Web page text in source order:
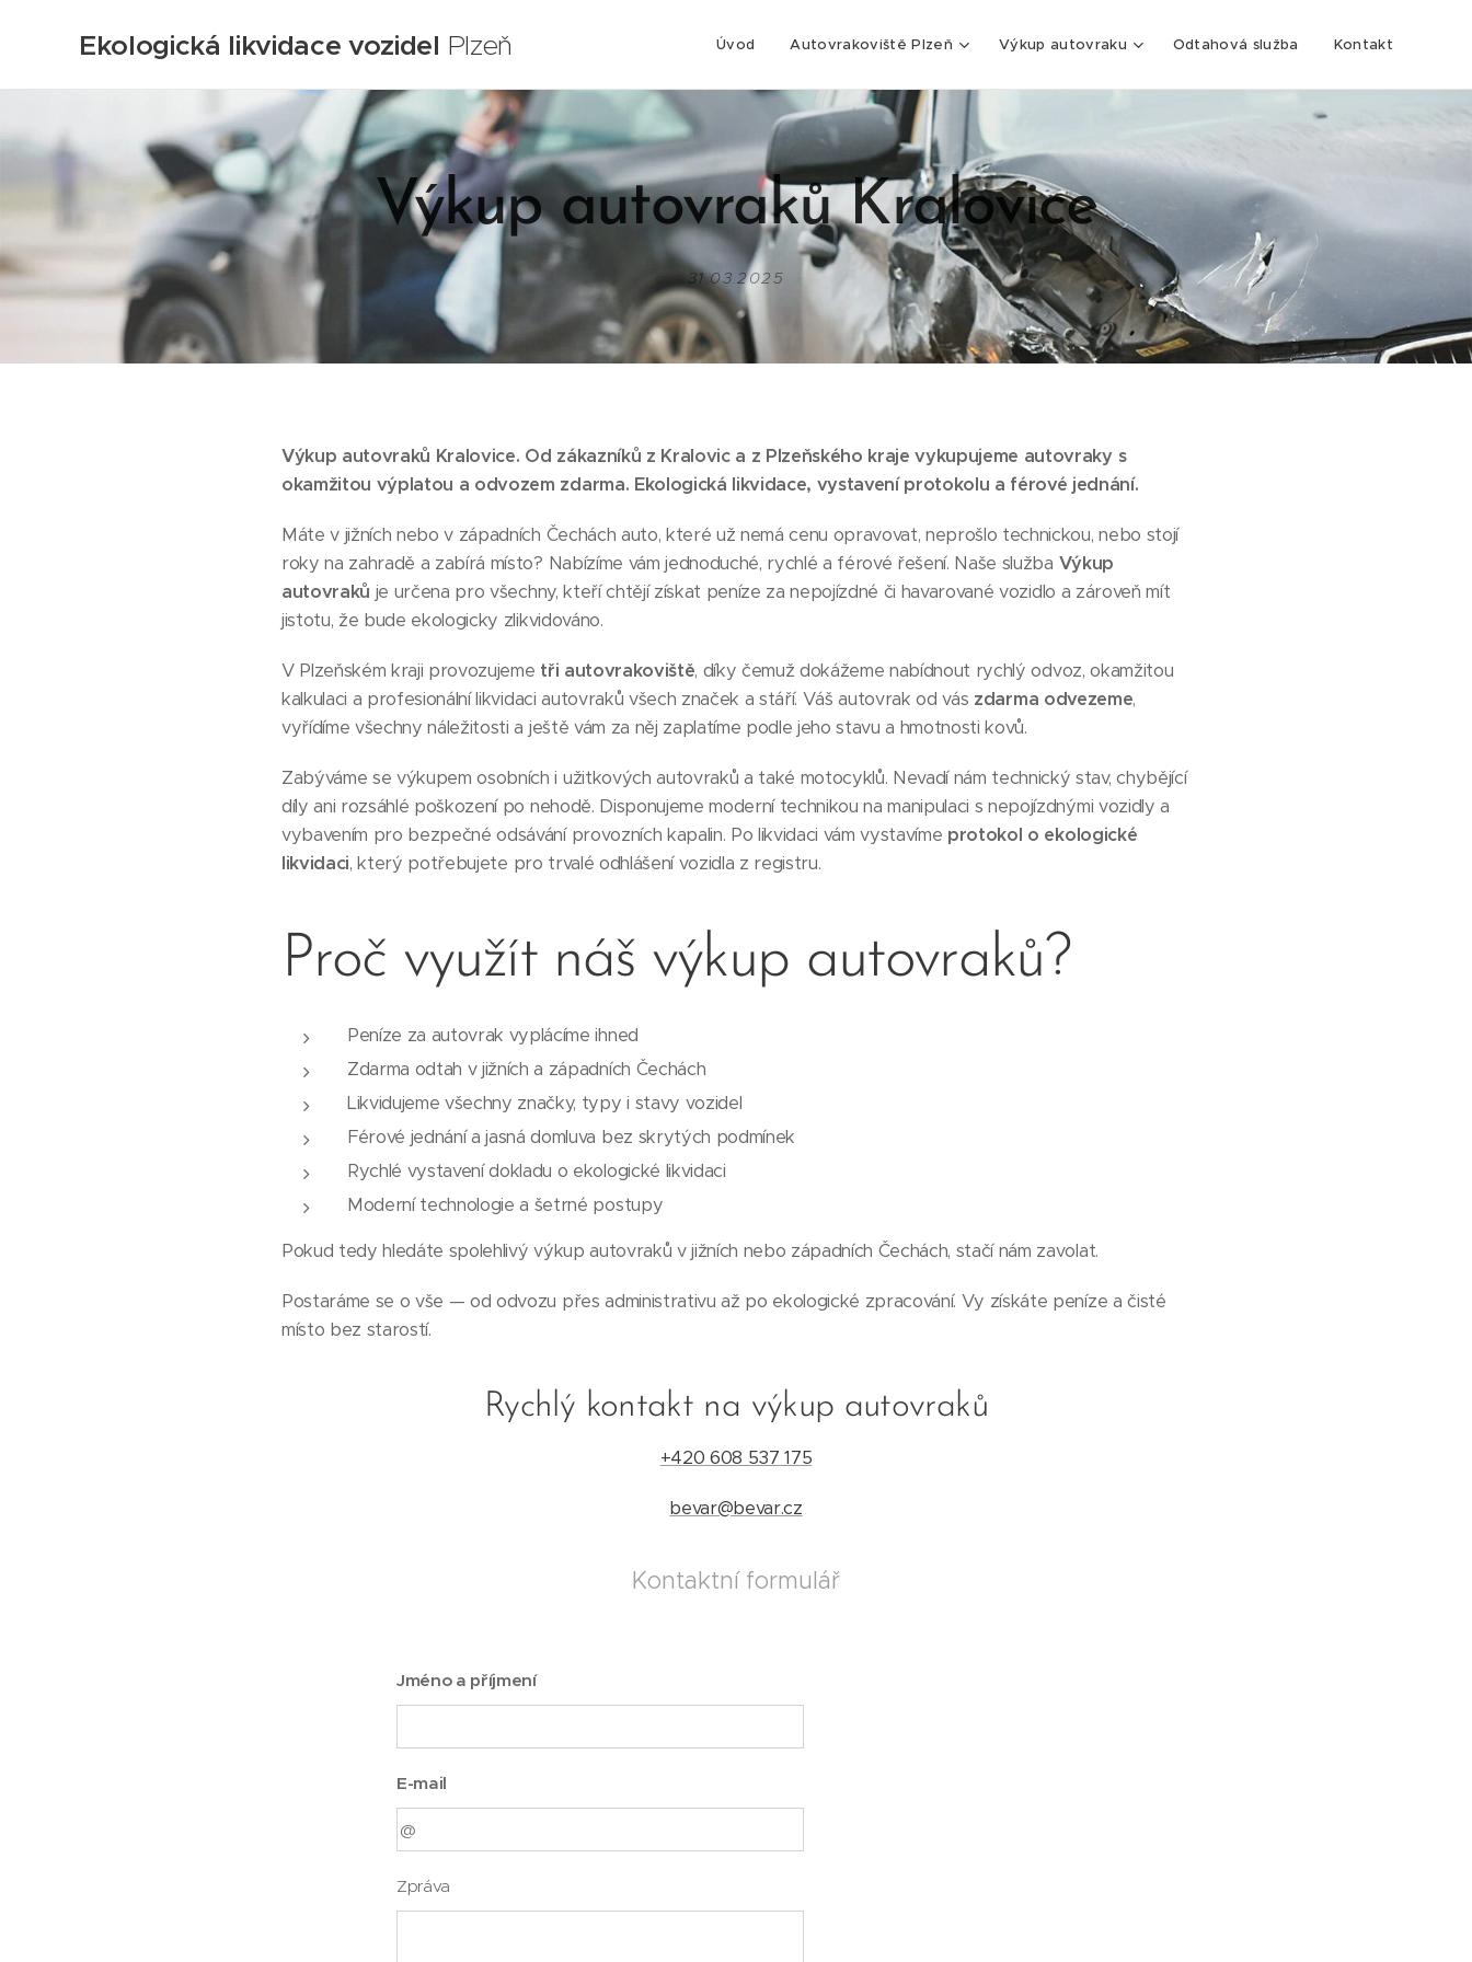
Ekologická likvidace vozidel Plzeň Úvod Autovrakoviště Plzeň Výkup autovraku Odtahová služba Kontakt
Výkup autovraků Kralovice
31.03.2025
Výkup autovraků Kralovice. Od zákazníků z Kralovic a z Plzeňského kraje vykupujeme autovraky s
okamžitou výplatou a odvozem zdarma. Ekologická likvidace, vystavení protokolu a férové jednání.
Máte v jižních nebo v západních Čechách auto, které už nemá cenu opravovat, neprošlo technickou, nebo stojí
roky na zahradě a zabírá místo? Nabízíme vám jednoduché, rychlé a férové řešení. Naše služba Výkup
autovraků je určena pro všechny, kteří chtějí získat peníze za nepojízdné či havarované vozidlo a zároveň mít
jistotu, že bude ekologicky zlikvidováno.
V Plzeňském kraji provozujeme tři autovrakoviště, díky čemuž dokážeme nabídnout rychlý odvoz, okamžitou
kalkulaci a profesionální likvidaci autovraků všech značek a stáří. Váš autovrak od vás zdarma odvezeme,
vyřídíme všechny náležitosti a ještě vám za něj zaplatíme podle jeho stavu a hmotnosti kovů.
Zabýváme se výkupem osobních i užitkových autovraků a také motocyklů. Nevadí nám technický stav, chybějící
díly ani rozsáhlé poškození po nehodě. Disponujeme moderní technikou na manipulaci s nepojízdnými vozidly a
vybavením pro bezpečné odsávání provozních kapalin. Po likvidaci vám vystavíme protokol o ekologické
likvidaci, který potřebujete pro trvalé odhlášení vozidla z registru.
Proč využít náš výkup autovraků?
Peníze za autovrak vyplácíme ihned
Zdarma odtah v jižních a západních Čechách
Likvidujeme všechny značky, typy i stavy vozidel
Férové jednání a jasná domluva bez skrytých podmínek
Rychlé vystavení dokladu o ekologické likvidaci
Moderní technologie a šetrné postupy
Pokud tedy hledáte spolehlivý výkup autovraků v jižních nebo západních Čechách, stačí nám zavolat.
Postaráme se o vše — od odvozu přes administrativu až po ekologické zpracování. Vy získáte peníze a čisté
místo bez starostí.
Rychlý kontakt na výkup autovraků
+420 608 537 175
bevar@bevar.cz
Kontaktní formulář
Jméno a příjmení
E-mail
Zpráva